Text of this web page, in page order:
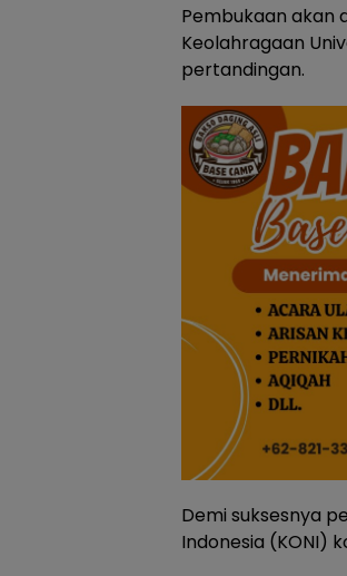
Pembukaan akan
Keolahragaan
pertandingan.
Demi suksesnya
Indonesia (KONI)